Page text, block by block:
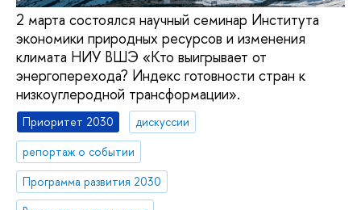
2 марта состоялся научный семинар Института
экономики природных ресурсов и изменения
климата НИУ ВШЭ «Кто выигрывает от
энергоперехода? Индекс готовности стран к
низкоуглеродной трансформации».
Приоритет 2030
дискуссии
репортаж о событии
Программа развития 2030